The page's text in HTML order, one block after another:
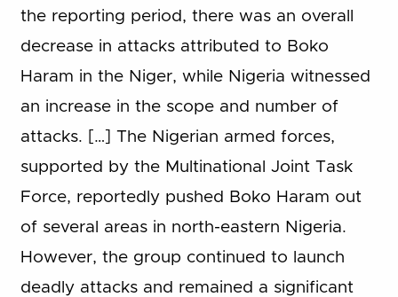
the reporting period, there was an overall
decrease in attacks attributed to Boko
Haram in the Niger, while Nigeria witnessed
an increase in the scope and number of
attacks. […] The Nigerian armed forces,
supported by the Multinational Joint Task
Force, reportedly pushed Boko Haram out
of several areas in north-eastern Nigeria.
However, the group continued to launch
deadly attacks and remained a significant